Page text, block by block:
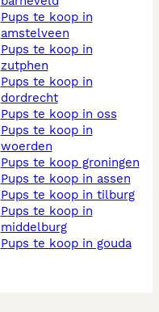
pups te koop in
amstelveen
pups te koop in
zutphen
pups te koop in
dordrecht
pups te koop in oss
pups te koop in
woerden
pups te koop groningen
pups te koop in assen
pups te koop in tilburg
pups te koop in
middelburg
pups te koop in gouda